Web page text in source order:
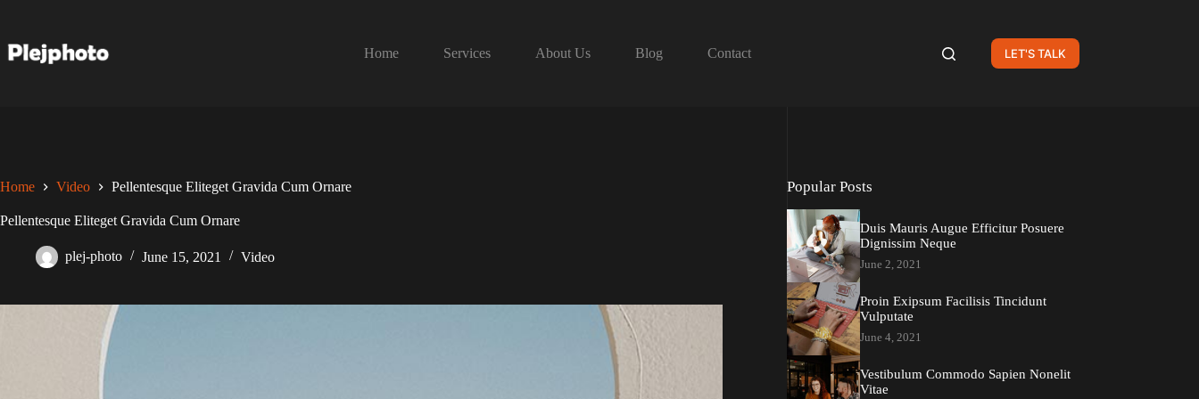
Home
Services About Us Blog Contact LET'S TALK
Home Video Pellentesque Eliteget Gravida Cum Ornare
Pellentesque Eliteget Gravida Cum Ornare
plej-photo June 15, 2021 Video
Popular Posts
Duis Mauris Augue Efficitur Posuere
Dignissim Neque
June 2, 2021
Proin Exipsum Facilisis Tincidunt
Vulputate
June 4, 2021
Vestibulum Commodo Sapien Nonelit
Vitae